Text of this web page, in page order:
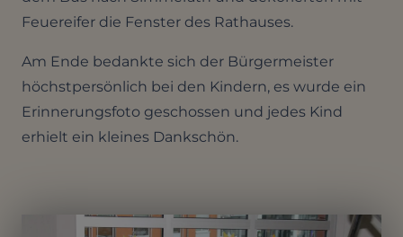
Feuereifer die Fenster des Rathauses.
Am Ende bedankte sich der Bürgermeister
höchstpersönlich bei den Kindern, es wurde ein
Erinnerungsfoto geschossen und jedes Kind
erhielt ein kleines Dankschön.